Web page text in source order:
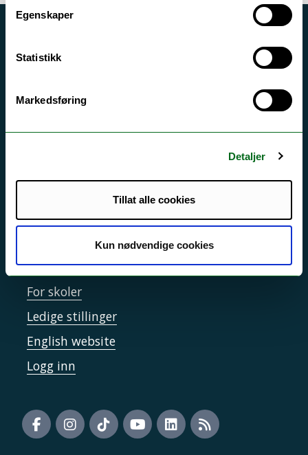
Egenskaper
Statistikk
Markedsføring
Detaljer
Tillat alle cookies
Kun nødvendige cookies
Si ifra!
Personvern ved UiT
Sikkerhet, beredskap og personvern
Tilgjengelighetserklæring
Kontakt UiT
For media
For skoler
Ledige stillinger
English website
Logg inn